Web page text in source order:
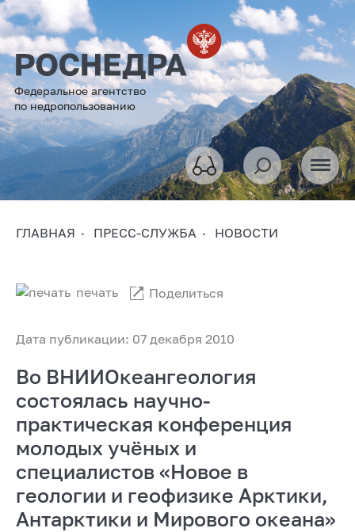
Федеральное агентство
по недропользованию
ГЛАВНАЯ ПРЕСС-СЛУЖБА НОВОСТИ
Дата публикации: 07 декабря 2010
печать Поделиться
Во ВНИИОкеангеология
состоялась научно-
практическая конференция
молодых учёных и
специалистов «Новое в
геологии и геофизике Арктики,
Антарктики и Мирового океана»